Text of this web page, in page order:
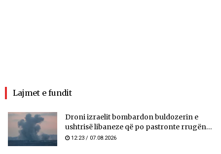
Lajmet e fundit
Droni izraelit bombardon buldozerin e
ushtrisë libaneze që po pastronte rrugën...
12:23 / 07.08.2026